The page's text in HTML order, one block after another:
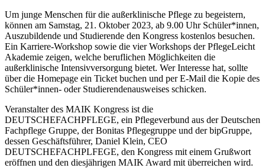
Um junge Menschen für die außerklinische Pflege zu begeistern,
können am Samstag, 21. Oktober 2023, ab 9.00 Uhr Schüler*innen,
Auszubildende und Studierende den Kongress kostenlos besuchen.
Ein Karriere-Workshop sowie die vier Workshops der PflegeLeicht
Akademie zeigen, welche beruflichen Möglichkeiten die
außerklinische Intensivversorgung bietet. Wer Interesse hat, sollte
über die Homepage ein Ticket buchen und per E-Mail die Kopie des
Schüler*innen- oder Studierendenausweises schicken.
Veranstalter des MAIK Kongress ist die
DEUTSCHEFACHPFLEGE, ein Pflegeverbund aus der Deutschen
Fachpflege Gruppe, der Bonitas Pflegegruppe und der bipGruppe,
dessen Geschäftsführer, Daniel Klein, CEO
DEUTSCHEFACHPLFEGE, den Kongress mit einem Grußwort
eröffnen und den diesjährigen MAIK Award mit überreichen wird.